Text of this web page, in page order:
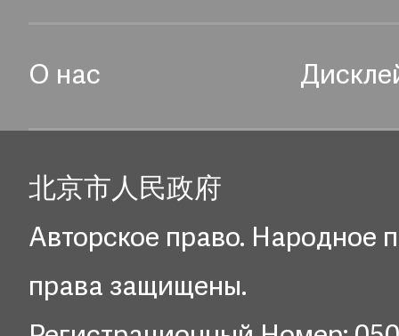
О нас
北京市人民政府
Авторское право. Народное
права защищены.